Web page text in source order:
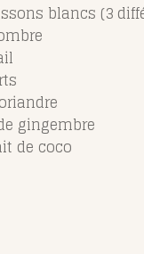
blancs (3
gingembre
de coco